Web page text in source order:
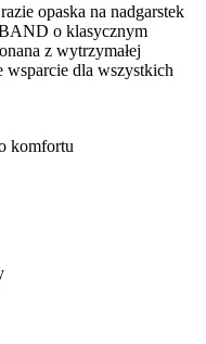
opaska na nadgarstek
o klasycznym
z wytrzymałej
wsparcie dla wszystkich
komfortu